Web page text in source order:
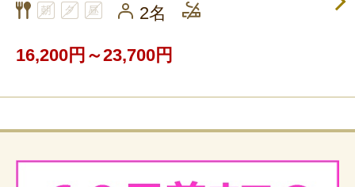
2名
16,200円～23,700円